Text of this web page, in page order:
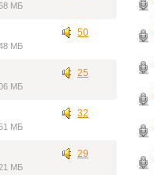
МБ
50
МБ
25
МБ
32
МБ
29
МБ